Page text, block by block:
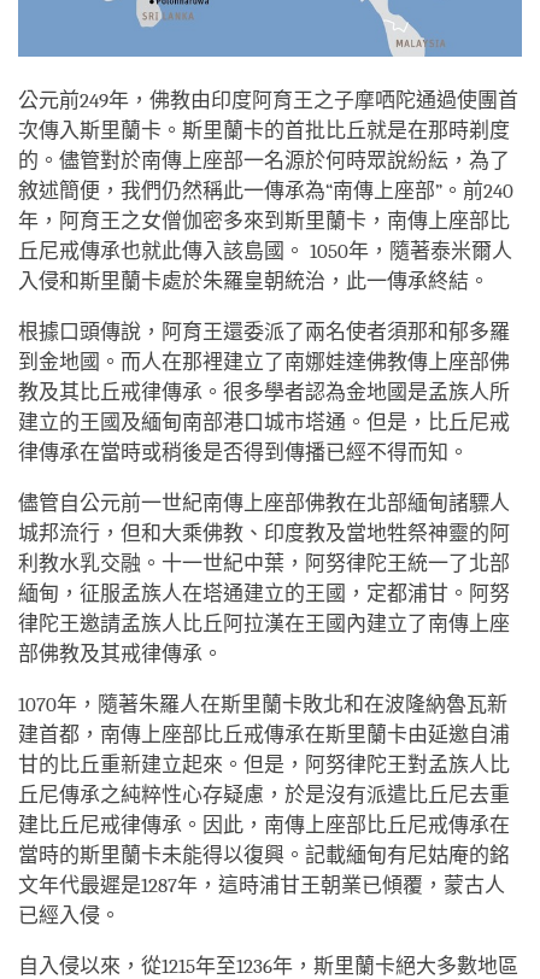
公元前249年，佛教由印度阿育王之子摩哂陀通過使團首
次傳入斯里蘭卡。斯里蘭卡的首批比丘就是在那時剃度
的。儘管對於南傳上座部一名源於何時眾說紛紜，為了
敘述簡便，我們仍然稱此一傳承為“南傳上座部”。前240
年，阿育王之女僧伽密多來到斯里蘭卡，南傳上座部比
丘尼戒傳承也就此傳入該島國。 1050年，隨著泰米爾人
入侵和斯里蘭卡處於朱羅皇朝統治，此一傳承終結。
根據口頭傳說，阿育王還委派了兩名使者須那和郁多羅
到金地國。而人在那裡建立了南娜娃達佛教傳上座部佛
教及其比丘戒律傳承。很多學者認為金地國是孟族人所
建立的王國及緬甸南部港口城市塔通。但是，比丘尼戒
律傳承在當時或稍後是否得到傳播已經不得而知。
儘管自公元前一世紀南傳上座部佛教在北部緬甸諸驃人
城邦流行，但和大乘佛教、印度教及當地牲祭神靈的阿
利教水乳交融。十一世紀中葉，阿努律陀王統一了北部
緬甸，征服孟族人在塔通建立的王國，定都浦甘。阿努
律陀王邀請孟族人比丘阿拉漢在王國內建立了南傳上座
部佛教及其戒律傳承。
1070年，隨著朱羅人在斯里蘭卡敗北和在波隆納魯瓦新
建首都，南傳上座部比丘戒傳承在斯里蘭卡由延邀自浦
甘的比丘重新建立起來。但是，阿努律陀王對孟族人比
丘尼傳承之純粹性心存疑慮，於是沒有派遣比丘尼去重
建比丘尼戒律傳承。因此，南傳上座部比丘尼戒傳承在
當時的斯里蘭卡未能得以復興。記載緬甸有尼姑庵的銘
文年代最遲是1287年，這時浦甘王朝業已傾覆，蒙古人
已經入侵。
自入侵以來，從1215年至1236年，斯里蘭卡絕大多數地區